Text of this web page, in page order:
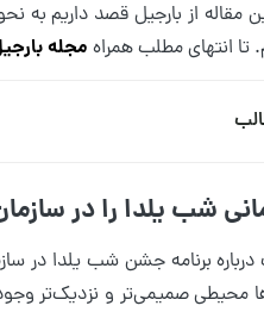
مقاله از بارجیل قصد داریم
تا انتهای مطلب همراه مجله
شب یلدا را در
برنامه جشن شب یلدا در
محیطی صمیمی‌تر و نزدیک‌تر وجود